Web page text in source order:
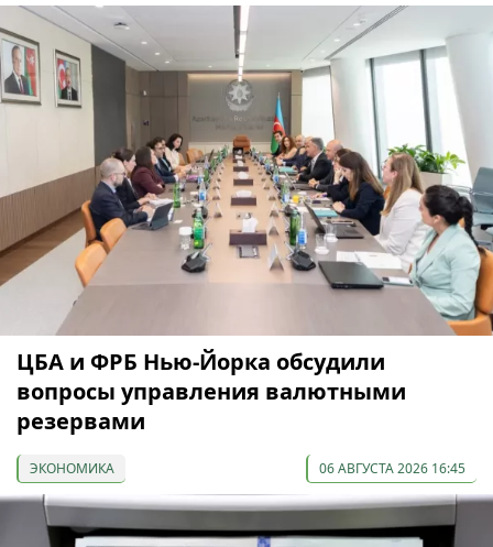
ЦБА и ФРБ Нью-Йорка обсудили
вопросы управления валютными
резервами
ЭКОНОМИКА 06 АВГУСТА 2026 16:45